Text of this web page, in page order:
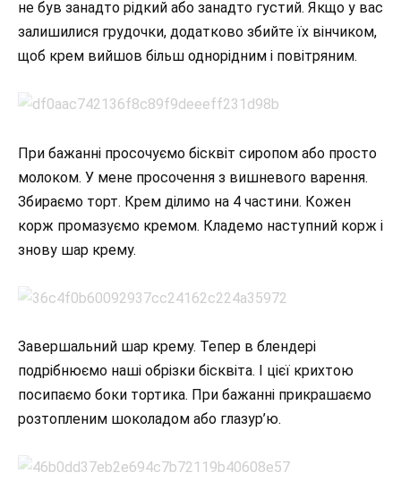
не був занадто рідкий або занадто густий. Якщо у вас
залишилися грудочки, додатково збийте їх вінчиком,
щоб крем вийшов більш однорідним і повітряним.
При бажанні просочуємо бісквіт сиропом або просто
молоком. У мене просочення з вишневого варення.
Збираємо торт. Крем ділимо на 4 частини. Кожен
корж промазуємо кремом. Кладемо наступний корж і
знову шар крему.
Завершальний шар крему. Тепер в блендері
подрібнюємо наші обрізки бісквіта. І цієї крихтою
посипаємо боки тортика. При бажанні прикрашаємо
розтопленим шоколадом або глазур’ю.